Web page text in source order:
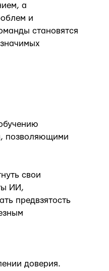
а
и
становятся
позволяющими
свои
ИИ,
предвзятость
доверия.